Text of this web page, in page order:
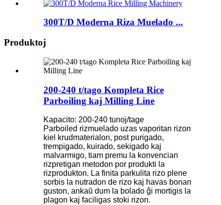
300T/D Moderna Riza Muelado ...
Produktoj
200-240 t/tago Kompleta Rice
Parboiling kaj Milling Line
Kapacito: 200-240 tunoj/tage
Parboiled rizmuelado uzas vaporitan rizon
kiel krudmaterialon, post purigado,
trempigado, kuirado, sekigado kaj
malvarmigo, tiam premu la konvencian
rizpretigan metodon por produkti la
rizprodukton. La finita parkulita rizo plene
sorbis la nutradon de rizo kaj havas bonan
guston, ankaŭ dum la bolado ĝi mortigis la
plagon kaj faciligas stoki rizon.